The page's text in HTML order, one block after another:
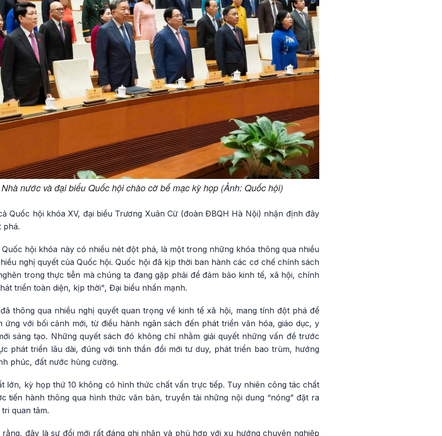
nước và đại biểu Quốc hội chào cờ bế mạc kỳ họp (Ảnh: Quốc hội)
Quốc hội khóa XV, đại biểu Trương Xuân Cừ (đoàn ĐBQH Hà Nội) nhận định đây
phá.
hội khóa này có nhiều nét đột phá, là một trong những khóa thông qua nhiều
nghị quyết của Quốc hội. Quốc hội đã kịp thời ban hành các cơ chế chính sách
trong thực tiễn mà chúng ta đang gặp phải để đảm bảo kinh tế, xã hội, chính
triển toàn diện, kịp thời", Đại biểu nhấn mạnh.
thông qua nhiều nghị quyết quan trọng về kinh tế xã hội, mang tính đột phá để
ứng với bối cảnh mới, từ điều hành ngân sách đến phát triển văn hóa, giáo dục, y
sáng tạo. Những quyết sách đó không chỉ nhằm giải quyết những vấn đề trước
phát triển lâu dài, đúng với tinh thần đổi mới tư duy, phát triển bao trùm, hướng
phúc, đất nước hùng cường.
lớn, kỳ họp thứ 10 không có hình thức chất vấn trực tiếp. Tuy nhiên công tác chất
tiến hành thông qua hình thức văn bản, truyền tải những nội dung “nóng” đặt ra
quan tâm.
đây là sự đổi mới rất đáng ghi nhận và phù hợp với xu hướng chuyên nghiệp